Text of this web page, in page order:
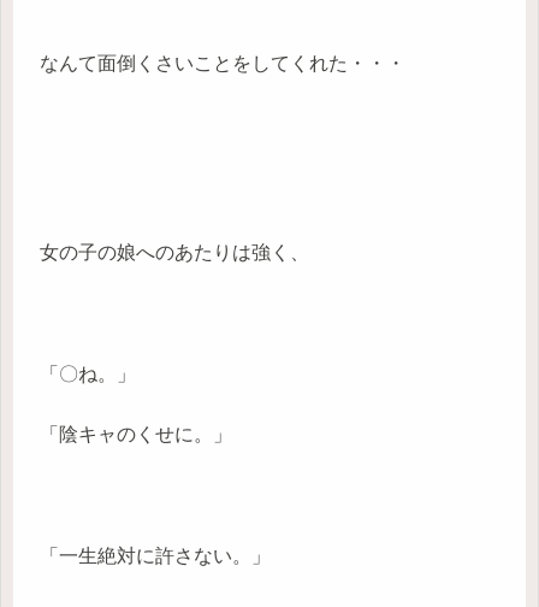
なんて面倒くさいことをしてくれた・・・
女の子の娘へのあたりは強く、
「〇ね。」
「陰キャのくせに。」
「一生絶対に許さない。」